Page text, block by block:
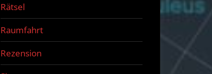
Rätsel
Raumfahrt
Rezension